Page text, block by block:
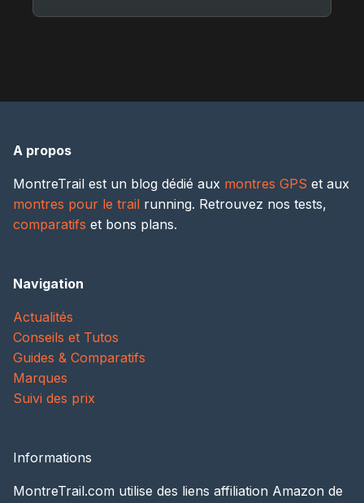
A propos
MontreTrail est un blog dédié aux montres GPS et aux
montres pour le trail running. Retrouvez nos tests,
comparatifs et bons plans.
Navigation
Actualités
Conseils et Tutos
Guides & Comparatifs
Marques
Suivi des prix
Informations
MontreTrail.com utilise des liens affiliation Amazon de